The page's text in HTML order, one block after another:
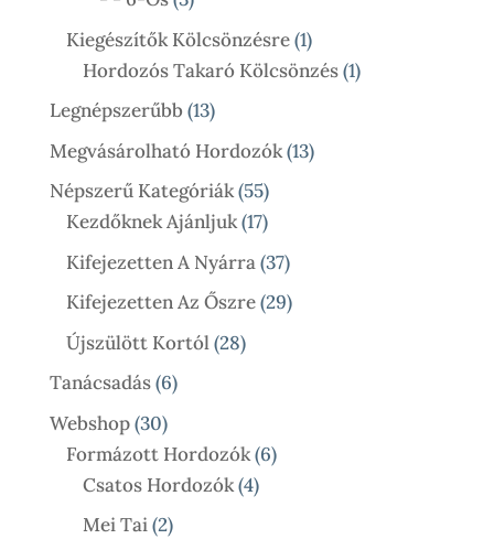
Termék
Kiegészítők Kölcsönzésre 11
Termék
Hordozós Takaró Kölcsönzés 11
Legnépszerűbb 1313
Termék
Megvásárolható Hordozók 1313
Népszerű Kategóriák 5555
Termék
Kezdőknek Ajánljuk 1717
Termék
Kifejezetten A Nyárra 3737
Termék
Kifejezetten Az Őszre 2929
Újszülött Kortól 2828
Tanácsadás 66
Webshop 3030
Termék
Formázott Hordozók 66
Csatos Hordozók 44
Mei Tai 22